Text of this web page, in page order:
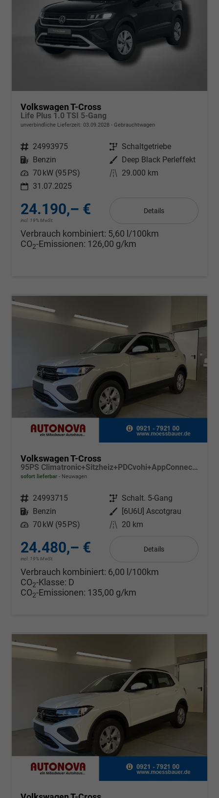
Volkswagen T-Cross
Life Plus 1.0 TSI 5-Gang
unverbindliche Lieferzeit: 03.09.2028 Gebrauchtwagen
Fahrzeugnr. 24993975 Getriebe Schaltgetriebe
Kraftstoff
Benzin Außenfarbe
Deep Black Perleffekt
Leistung 70 kW (95 PS) Kilometerstand 29.000 km
31.07.2025
24.190,– €
incl. 19% MwSt.
Details
Verbrauch kombiniert: 5,60 l/100km
CO2-Emissionen: 126,00 g/km
Volkswagen T-Cross
95PS Climatronic+Sitzheiz+PDCvohi+AppConnect+Side+TravelAssist+ACC
sofort lieferbar Neuwagen
Fahrzeugnr. 24993715 Getriebe Schalt. 5-Gang
Kraftstoff
Benzin Außenfarbe
[6U6U] Ascotgrau
Leistung 70 kW (95 PS) Kilometerstand 20 km
24.480,– €
incl. 19% MwSt.
Details
Verbrauch kombiniert: 6,00 l/100km
CO2-Klasse: D
CO2-Emissionen: 135,00 g/km